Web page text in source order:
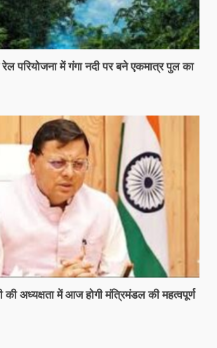
परियोजना में गंगा नदी पर बने एकमात्र पुल का
की अध्यक्षता में आज होगी मंत्रिमंडल की महत्वपूर्ण